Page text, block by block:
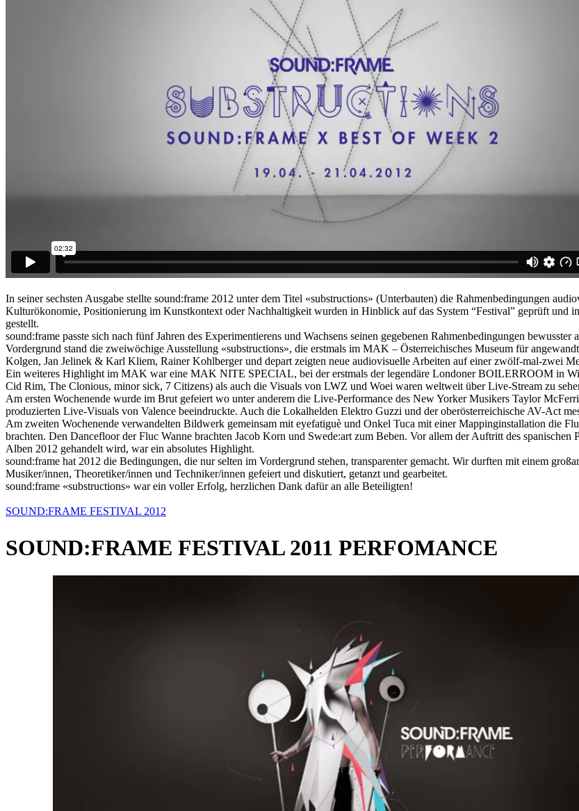
In seiner sechsten Ausgabe stellte sound:frame 2012 unter dem Titel «substructions» (Unterbauten) die Rahmenbedingungen
Kulturökonomie, Positionierung im Kunstkontext oder Nachhaltigkeit wurden in Hinblick auf das System “Festival” geprüft und
gestellt.
sound:frame passte sich nach fünf Jahren des Experimentierens und Wachsens seinen gegebenen Rahmenbedingungen
Vordergrund stand die zweiwöchige Ausstellung «substructions», die erstmals im MAK – Österreichisches Museum für
Kolgen, Jan Jelinek & Karl Kliem, Rainer Kohlberger und depart zeigten neue audiovisuelle Arbeiten auf einer zwölf-mal-zwei
Ein weiteres Highlight im MAK war eine MAK NITE SPECIAL, bei der erstmals der legendäre Londoner BOILERROOM in
Cid Rim, The Clonious, minor sick, 7 Citizens) als auch die Visuals von LWZ und Woei waren weltweit über Live-Stream zu
Am ersten Wochenende wurde im Brut gefeiert wo unter anderem die Live-Performance des New Yorker Musikers Taylor
produzierten Live-Visuals von Valence beeindruckte. Auch die Lokalhelden Elektro Guzzi und der oberösterreichische AV-Act
Am zweiten Wochenende verwandelten Bildwerk gemeinsam mit eyefatiguè und Onkel Tuca mit einer Mappinginstallation die
brachten. Den Dancefloor der Fluc Wanne brachten Jacob Korn und Swede:art zum Beben. Vor allem der Auftritt des spanischen
Alben 2012 gehandelt wird, war ein absolutes Highlight.
sound:frame hat 2012 die Bedingungen, die nur selten im Vordergrund stehen, transparenter gemacht. Wir durften mit einem
Musiker/innen, Theoretiker/innen und Techniker/innen gefeiert und diskutiert, getanzt und gearbeitet.
sound:frame «substructions» war ein voller Erfolg, herzlichen Dank dafür an alle Beteiligten!
SOUND:FRAME FESTIVAL 2012
SOUND:FRAME FESTIVAL 2011 PERFOMANCE